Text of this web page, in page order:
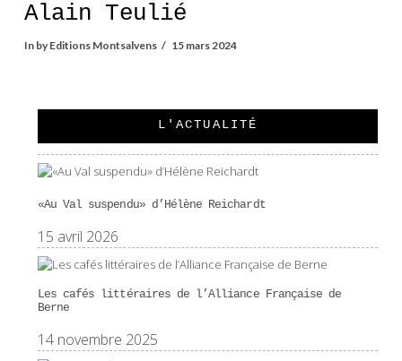
Alain Teulié
In by Editions Montsalvens 15 mars 2024
L'ACTUALITÉ
«Au Val suspendu» d’Hélène Reichardt
15 avril 2026
Les cafés littéraires de l’Alliance Française de
Berne
14 novembre 2025